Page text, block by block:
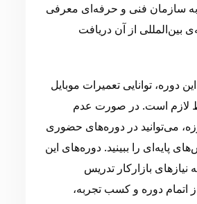
سازمان فنی و حرفه‌ای معرفی
بین‌المللی از آن دریافت
دوره، توانایی تعمیرات موبایل
است. در صورت عدم
می‌توانید در دوره‌های حضوری
پایه‌ای را ببینید. دوره‌های این
نیازهای بازارکار تدریس
دوره و کسب تجربه،